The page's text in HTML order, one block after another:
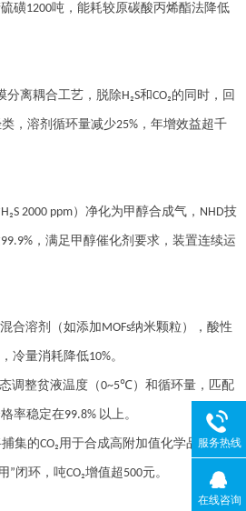
磺1200吨，能耗较原碳酸丙烯酯法降低
分离耦合工艺，脱除H₂S和CO₂的同时，回
，溶剂循环量减少25% ，年增效益超千
H₂S 2000 ppm）净化为甲醇合成气， NHD技
99.9% ，满足甲醇催化剂要求，装置连续运
混合溶剂（如添加MOFs纳米颗粒），酸性
，冷量消耗降低10%。
调整贫液温度（0~5℃）和循环量，匹配
率稳定在99.8% 以上。
集的CO₂用于合成高附加值化学品（如碳
”闭环，吨CO₂增值超 500元。
服务热线
在线咨询